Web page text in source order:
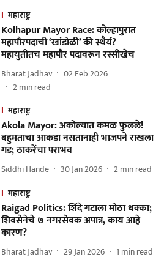
महाराष्ट्र
Kolhapur Mayor Race: कोल्हापुरात
महापौरपदाची ‘खांडोळी’ की स्थैर्य?
महायुतीतच महापौर पदावरून रस्सीखेच
Bharat Jadhav
02 Feb 2026
2min read
महाराष्ट्र
Akola Mayor: अकोल्यात कमळ फुलले!
बहुमताचा आकडा नसतानाही भाजपने राखला
गड; ठाकरेंचा पराभव
Siddhi Hande 30 Jan 2026 2min read
महाराष्ट्र
Raigad Politics: शिंदे गटाला मोठा धक्का;
शिवसेनेचे ७ नगरसेवक अपात्र, काय आहे
कारण?
Bharat Jadhav 29 Jan 2026 1 min read